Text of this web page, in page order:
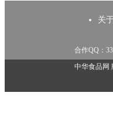
关
合作QQ：
举报邮箱：
中华食品网